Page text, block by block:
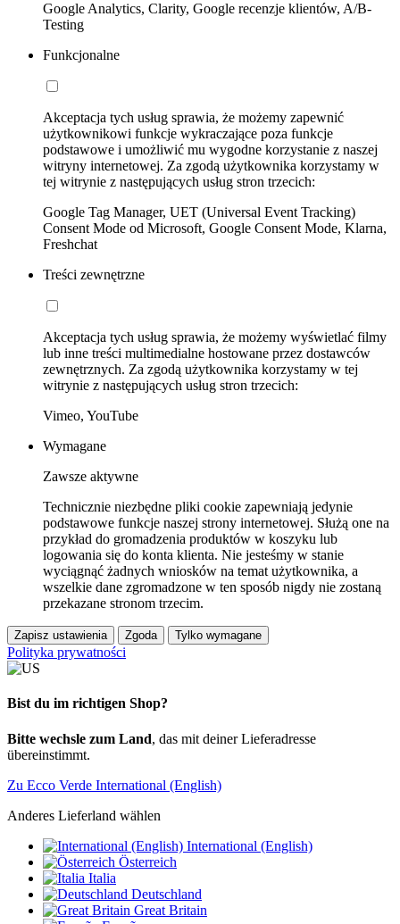
Google Analytics, Clarity, Google recenzje klientów, A/B-
Testing
Funkcjonalne
Akceptacja tych usług sprawia, że możemy zapewnić
użytkownikowi funkcje wykraczające poza funkcje
podstawowe i umożliwić mu wygodne korzystanie z naszej
witryny internetowej. Za zgodą użytkownika korzystamy w
tej witrynie z następujących usług stron trzecich:
Google Tag Manager, UET (Universal Event Tracking)
Consent Mode od Microsoft, Google Consent Mode, Klarna,
Freshchat
Treści zewnętrzne
Akceptacja tych usług sprawia, że możemy wyświetlać filmy
lub inne treści multimedialne hostowane przez dostawców
zewnętrznych. Za zgodą użytkownika korzystamy w tej
witrynie z następujących usług stron trzecich:
Vimeo, YouTube
Wymagane
Zawsze aktywne
Technicznie niezbędne pliki cookie zapewniają jedynie
podstawowe funkcje naszej strony internetowej. Służą one na
przykład do gromadzenia produktów w koszyku lub
logowania się do konta klienta. Nie jesteśmy w stanie
wyciągnąć żadnych wniosków na temat użytkownika, a
wszelkie dane zgromadzone w ten sposób nigdy nie zostaną
przekazane stronom trzecim.
Zapisz ustawienia Zgoda Tylko wymagane
Polityka prywatności
Bist du im richtigen Shop?
Bitte wechsle zum Land, das mit deiner Lieferadresse
übereinstimmt.
Zu Ecco Verde International (English)
Anderes Lieferland wählen
International (English)
Österreich
Italia
Deutschland
Great Britain